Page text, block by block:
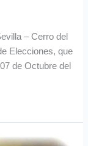
– Cerro del
Elecciones, que
de Octubre del